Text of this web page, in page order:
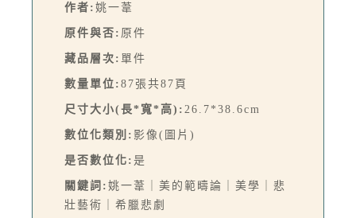
作者: 姚一葦
原件與否: 原件
藏品層次: 單件
數量單位: 87張共87頁
尺寸大小(長*寬*高): 26.7*38.6cm
數位化類別: 影像(圖片)
是否數位化: 是
關鍵詞: 姚一葦｜美的範疇論｜美學｜悲
壯藝術｜希臘悲劇